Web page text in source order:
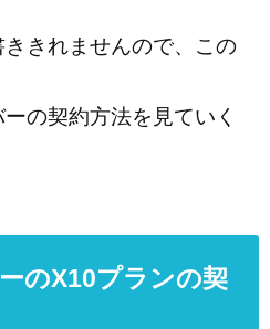
きれませんので、この
の契約方法を見ていく
のX10プランの契